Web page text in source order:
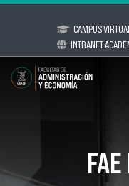
CAMPUS VIRTUAL
INTRANET